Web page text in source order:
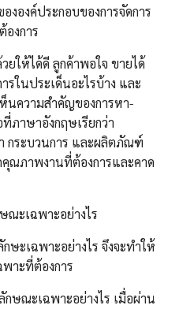
องค์ประกอบของการจัดการ
องการ
ยให้ได้ดี ลูกค้าพอใจ ขายได้
รในประเด็นอะไรบ้าง และ
นความสำคัญของการหา-
าษาอังกฤษเรียกว่า
กระบวนการ และผลิตภัณฑ์
ณภาพงานที่ต้องการและคาด
ะเฉพาะอย่างไร
ะเฉพาะอย่างไร จึงจะทำให้
าะที่ต้องการ
ษณะเฉพาะอย่างไร เมื่อผ่าน